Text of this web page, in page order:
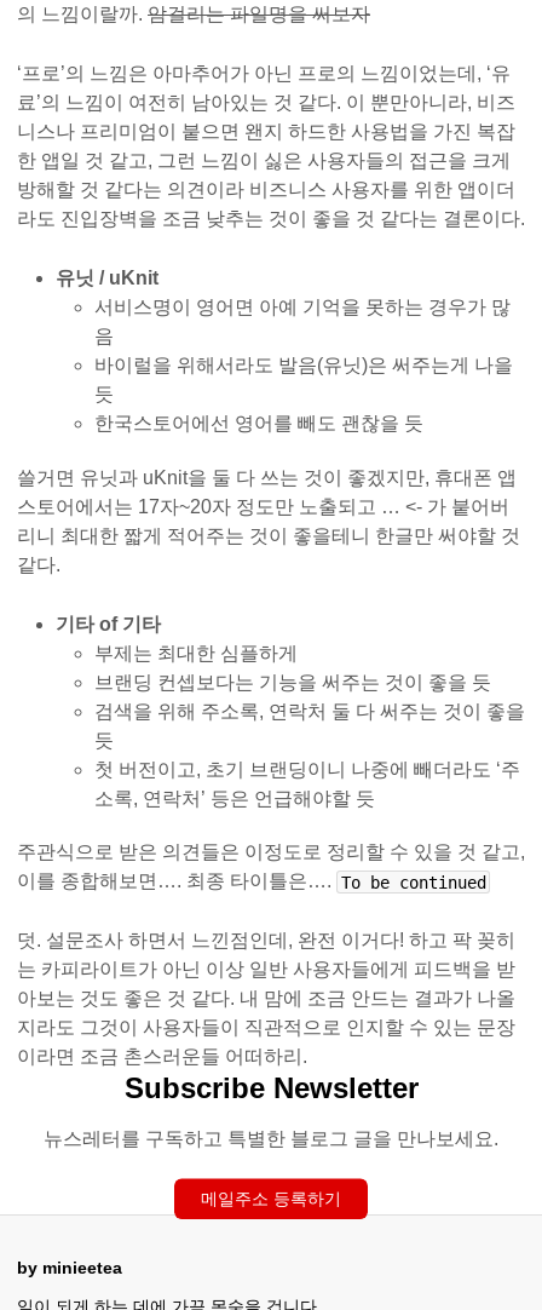
의 느낌이랄까. 암걸리는 파일명을 써보자
‘프로’의 느낌은 아마추어가 아닌 프로의 느낌이었는데, ‘유
료’의 느낌이 여전히 남아있는 것 같다. 이 뿐만아니라, 비즈
니스나 프리미엄이 붙으면 왠지 하드한 사용법을 가진 복잡
한 앱일 것 같고, 그런 느낌이 싫은 사용자들의 접근을 크게
방해할 것 같다는 의견이라 비즈니스 사용자를 위한 앱이더
라도 진입장벽을 조금 낮추는 것이 좋을 것 같다는 결론이다.
유닛 / uKnit
서비스명이 영어면 아예 기억을 못하는 경우가 많
음
바이럴을 위해서라도 발음(유닛)은 써주는게 나을
듯
한국스토어에선 영어를 빼도 괜찮을 듯
쓸거면 유닛과 uKnit을 둘 다 쓰는 것이 좋겠지만, 휴대폰 앱
스토어에서는 17자~20자 정도만 노출되고 … <- 가 붙어버
리니 최대한 짧게 적어주는 것이 좋을테니 한글만 써야할 것
같다.
기타 of 기타
부제는 최대한 심플하게
브랜딩 컨셉보다는 기능을 써주는 것이 좋을 듯
검색을 위해 주소록, 연락처 둘 다 써주는 것이 좋을
듯
첫 버전이고, 초기 브랜딩이니 나중에 빼더라도 ‘주
소록, 연락처’ 등은 언급해야할 듯
주관식으로 받은 의견들은 이정도로 정리할 수 있을 것 같고,
이를 종합해보면…. 최종 타이틀은…. To be continued
덧. 설문조사 하면서 느낀점인데, 완전 이거다! 하고 팍 꽂히
는 카피라이트가 아닌 이상 일반 사용자들에게 피드백을 받
아보는 것도 좋은 것 같다. 내 맘에 조금 안드는 결과가 나올
지라도 그것이 사용자들이 직관적으로 인지할 수 있는 문장
이라면 조금 촌스러운들 어떠하리.
Subscribe Newsletter
뉴스레터를 구독하고 특별한 블로그 글을 만나보세요.
메일주소 등록하기
by minieetea